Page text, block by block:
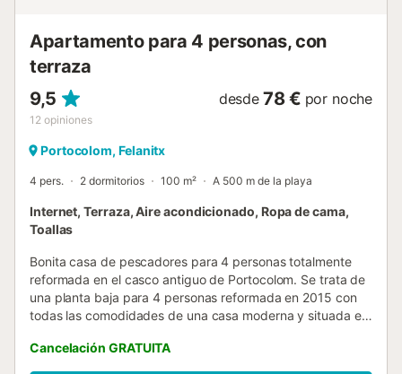
Apartamento para 4 personas, con
terraza
9,5
12 opiniones
desde 78 € por noche
Portocolom, Felanitx
4 pers. 2 dormitorios 100 m² A 500 m de la playa
Internet, Terraza, Aire acondicionado, Ropa de cama,
Toallas
Bonita casa de pescadores para 4 personas totalmente
reformada en el casco antiguo de Portocolom. Se trata de
una planta baja para 4 personas reformada en 2015 con
todas las comodidades de una casa moderna y situada en
acondicionado, TV vía satélite y conexión wifi a internet
gratuita. Al acceder a la casa desde la calle nos
Cancelación GRATUITA